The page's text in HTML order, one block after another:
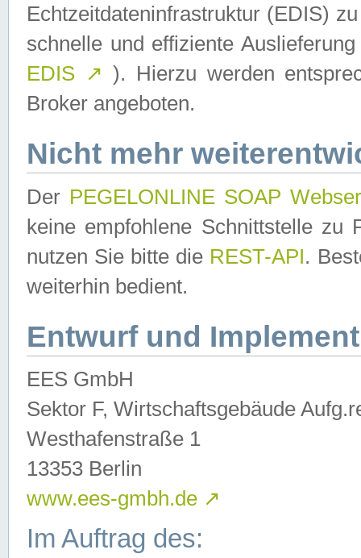
Echtzeitdateninfrastruktur (EDIS)
schnelle und effiziente
EDIS ↗ ). Hierzu werden
Broker angeboten.
Nicht mehr
Der PEGELONLINE SOAP
keine empfohlene Schnittstelle zu
nutzen Sie bitte die REST-API.
weiterhin bedient.
Entwurf und
EES GmbH
Sektor F, Wirtschaftsgebäude
Westhafenstraße 1
13353 Berlin
www.ees-gmbh.de ↗
Im Auftrag des: